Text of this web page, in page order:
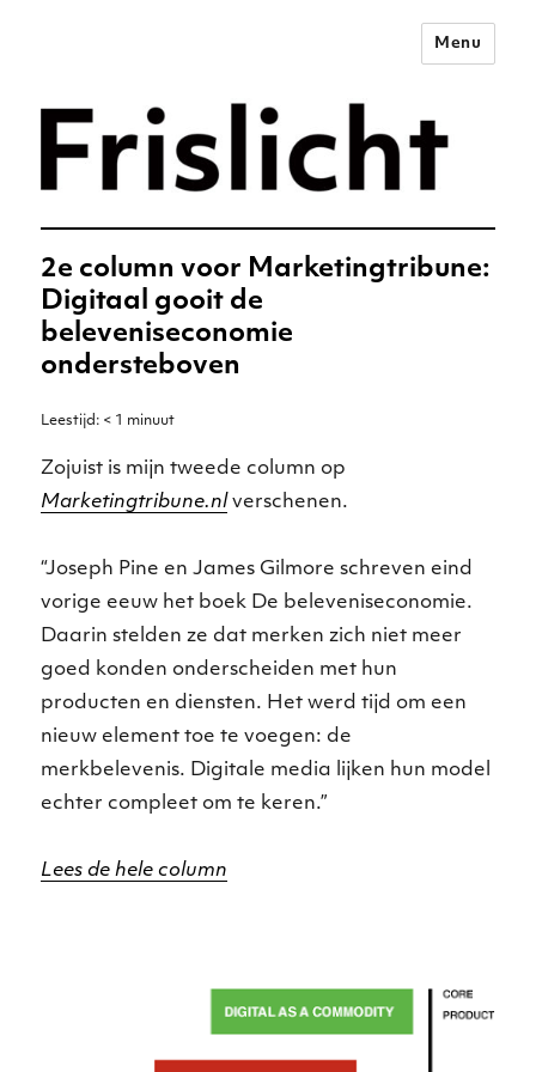
Merkstrategie voor het
digitale tijdperk –
Frislicht
Menu
2e column voor Marketingtribune:
Digitaal gooit de
beleveniseconomie
ondersteboven
Leestijd: < 1 minuut
Zojuist is mijn tweede column op
Marketingtribune.nl verschenen.
“Joseph Pine en James Gilmore schreven eind
vorige eeuw het boek De beleveniseconomie.
Daarin stelden ze dat merken zich niet meer
goed konden onderscheiden met hun
producten en diensten. Het werd tijd om een
nieuw element toe te voegen: de
merkbelevenis. Digitale media lijken hun model
echter compleet om te keren.”
Lees de hele column